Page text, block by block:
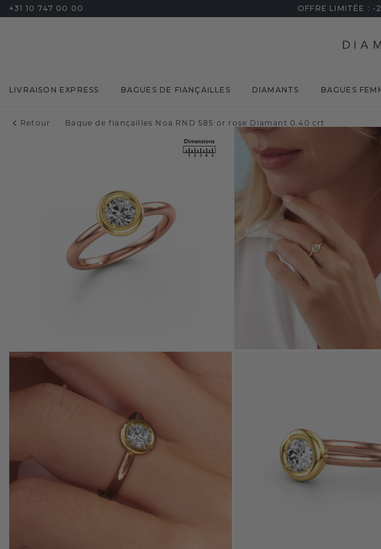
+31 10 747 00 00 OFFRE LIMITÉE : -
LIVRAISON EXPRESS BAGUES DE FIANÇAILLES DIAMANTS BAGUES
Retour Bague de fiançailles Noa RND 585 or rose Diamant 0.40 crt